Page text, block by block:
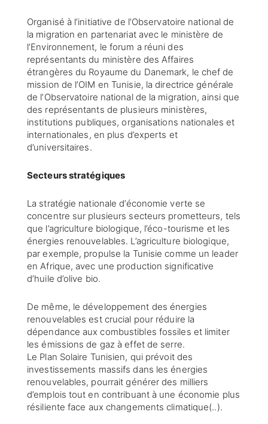
Organisé à l’initiative de l’Observatoire national de
la migration en partenariat avec le ministère de
l’Environnement, le forum a réuni des
représentants du ministère des Affaires
étrangères du Royaume du Danemark, le chef de
mission de l’OIM en Tunisie, la directrice générale
de l’Observatoire national de la migration, ainsi que
des représentants de plusieurs ministères,
institutions publiques, organisations nationales et
internationales, en plus d’experts et
d’universitaires.
Secteurs stratégiques
La stratégie nationale d’économie verte se
concentre sur plusieurs secteurs prometteurs, tels
que l’agriculture biologique, l’éco-tourisme et les
énergies renouvelables. L’agriculture biologique,
par exemple, propulse la Tunisie comme un leader
en Afrique, avec une production significative
d’huile d’olive bio.
De même, le développement des énergies
renouvelables est crucial pour réduire la
dépendance aux combustibles fossiles et limiter
les émissions de gaz à effet de serre.
Le Plan Solaire Tunisien, qui prévoit des
investissements massifs dans les énergies
renouvelables, pourrait générer des milliers
d’emplois tout en contribuant à une économie plus
résiliente face aux changements climatique(..).